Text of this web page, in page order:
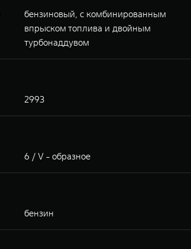
бензиновый, с комбинированным
впрыском топлива и двойным
турбонаддувом
2993
6 / V - образное
бензин